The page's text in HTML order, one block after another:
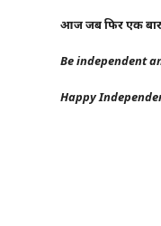
आजजबफिरएकबार
Be independent
Happy